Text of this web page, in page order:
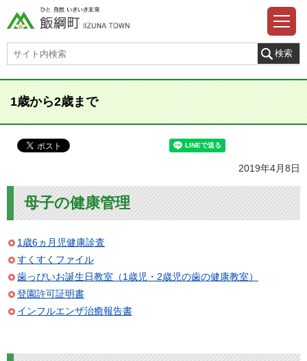
1歳から2歳まで
2019年4月8日
母子の健康管理
1歳6ヵ月児健康診査
すくすくファイル
歯っぴいお誕生日教室（1歳児・2歳児の歯の健康教室）
登園許可証明書
インフルエンザ治癒報告書